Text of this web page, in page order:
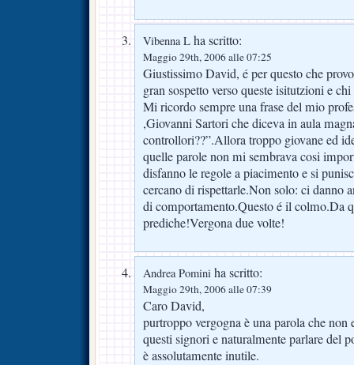
Vibenna L ha scritto:
Maggio 29th, 2006 alle 07:25
Giustissimo David, é per questo che
gran sospetto verso queste isitutzioni e
Mi ricordo sempre una frase del mio
,Giovanni Sartori che diceva in aula
controllori??”.Allora troppo giovane ed
quelle parole non mi sembrava cosi
disfanno le regole a piacimento e si
cercano di rispettarle.Non solo: ci danno
di comportamento.Questo é il colmo.Da
prediche!Vergona due volte!
Andrea Pomini ha scritto:
Maggio 29th, 2006 alle 07:39
Caro David,
purtroppo vergogna è una parola che non
questi signori e naturalmente parlare del
è assolutamente inutile.